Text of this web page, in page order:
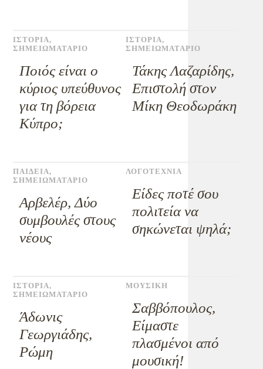
ΙΣΤΟΡΙΑ,
ΣΗΜΕΙΩΜΑΤΑΡΙΟ
Ποιός είναι ο
κύριος υπεύθυνος
για τη βόρεια
Κύπρο;
ΙΣΤΟΡΙΑ,
ΣΗΜΕΙΩΜΑΤΑΡΙΟ
Τάκης Λαζαρίδης,
Επιστολή στον
Μίκη Θεοδωράκη
ΠΑΙΔΕΙΑ,
ΣΗΜΕΙΩΜΑΤΑΡΙΟ
Αρβελέρ, Δύο
συμβουλές στους
νέους
ΛΟΓΟΤΕΧΝΙΑ
Eίδες ποτέ σου
πολιτεία να
σηκώνεται ψηλά;
ΙΣΤΟΡΙΑ,
ΣΗΜΕΙΩΜΑΤΑΡΙΟ
Άδωνις
Γεωργιάδης,
Ρώμη
ΜΟΥΣΙΚΗ
Σαββόπουλος,
Είμαστε
πλασμένοι από
μουσική!